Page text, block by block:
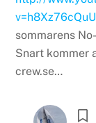
sommarens
Snart kommer
crew.se…